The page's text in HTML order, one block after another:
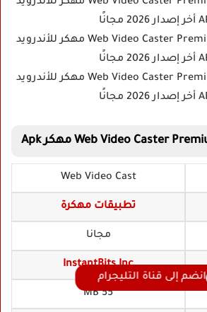
Web Video Cast
تطبيقات مهكرة
مجانا
InstantBits Inc
55 MB
انضم إلى قناة التليجرام